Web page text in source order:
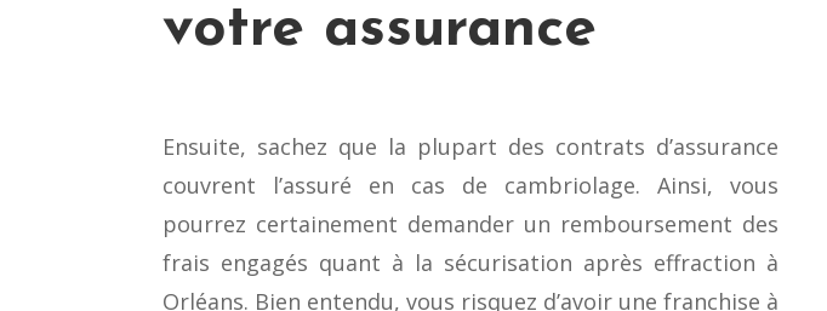
votre assurance
Ensuite, sachez que la plupart des contrats d’assurance
couvrent l’assuré en cas de cambriolage. Ainsi, vous
pourrez certainement demander un remboursement des
frais engagés quant à la sécurisation après effraction à
Orléans. Bien entendu, vous risquez d’avoir une franchise à